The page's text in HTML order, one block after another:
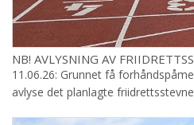
NB! AVLYSNING AV
11.06.26: Grunnet få
avlyse det planlagte